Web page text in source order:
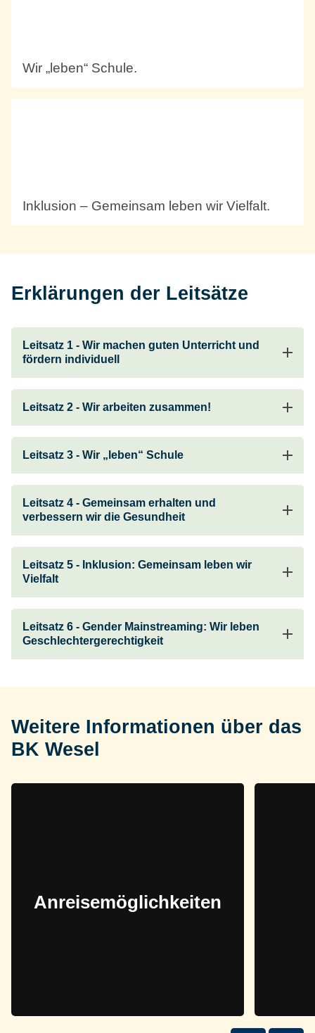
Wir „leben“ Schule.
Inklusion – Gemeinsam leben wir Vielfalt.
Erklärungen der Leitsätze
Leitsatz 1 - Wir machen guten Unterricht und
fördern individuell
Leitsatz 2 - Wir arbeiten zusammen!
Leitsatz 3 - Wir „leben“ Schule
Leitsatz 4 - Gemeinsam erhalten und
verbessern wir die Gesundheit
Leitsatz 5 - Inklusion: Gemeinsam leben wir
Vielfalt
Leitsatz 6 - Gender Mainstreaming: Wir leben
Geschlechtergerechtigkeit
Weitere Informationen über das
BK Wesel
Anreisemöglichkeiten